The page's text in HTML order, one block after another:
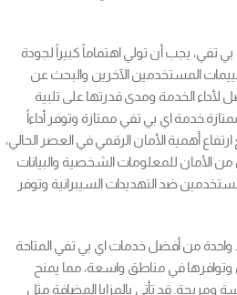
بي تفي، يجب أن تولي اهتماماً كبيراً لجودة
المستخدمين الآخرين والبحث عن
الخدمة ومدى قدرتها على تلبية
اي بي تفي ممتازة وتوفر أداءاً
أهمية الأمان الرقمي في العصر الحالي،
الأمان للمعلومات الشخصية والبيانات
ضد التهديدات السيبرانية وتوفر
من أفضل خدمات اي بي تفي المتاحة
في مناطق واسعة، مما يمنح
ومريحة. قد تأتي بالمزايا المضافة مثل